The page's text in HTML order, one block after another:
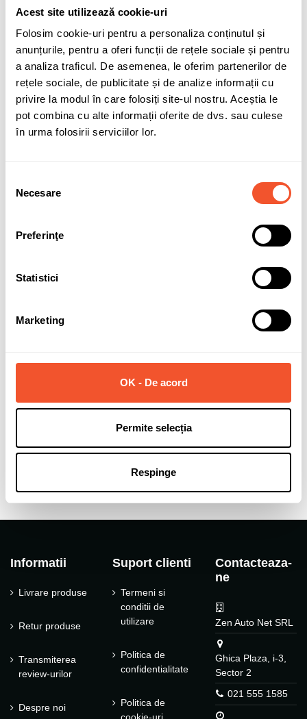
Acest site utilizează cookie-uri
Folosim cookie-uri pentru a personaliza conținutul și
anunțurile, pentru a oferi funcții de rețele sociale și pentru
a analiza traficul. De asemenea, le oferim partenerilor de
rețele sociale, de publicitate și de analize informații cu
privire la modul în care folosiți site-ul nostru. Aceștia le
pot combina cu alte informații oferite de dvs. sau culese
în urma folosirii serviciilor lor.
consimțământului
Necesare
Preferinţe
Statistici
Marketing
OK - De acord
Permite selecția
Respinge
Sunt de acord cupolitica de confidentialitatea datelor cu
caracter personal.
Detalii ale produsului
Marca
Diametru janta
CB (gaura centrala) 63.4
Aliaj
Tip produs Jante auto
Informatii
Livrare produse
Retur produse
Transmiterea
review-urilor
Despre noi
Suport clienti
Termeni si
conditii de
utilizare
Politica de
confidentialitate
Politica de
Contacteaza-
ne
Zen Auto Net SRL
Ghica Plaza, i-3,
Sector 2
021 555 1585